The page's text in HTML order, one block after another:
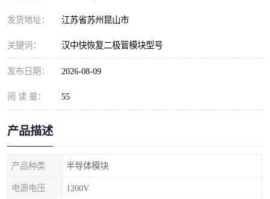
发货地址： 江苏省苏州昆山市
关键词： 汉中快恢复二极管模块型号
发布日期： 2026-08-09
阅 读 量： 55
产品描述
产品种类 半导体模块
电源电压 1200V